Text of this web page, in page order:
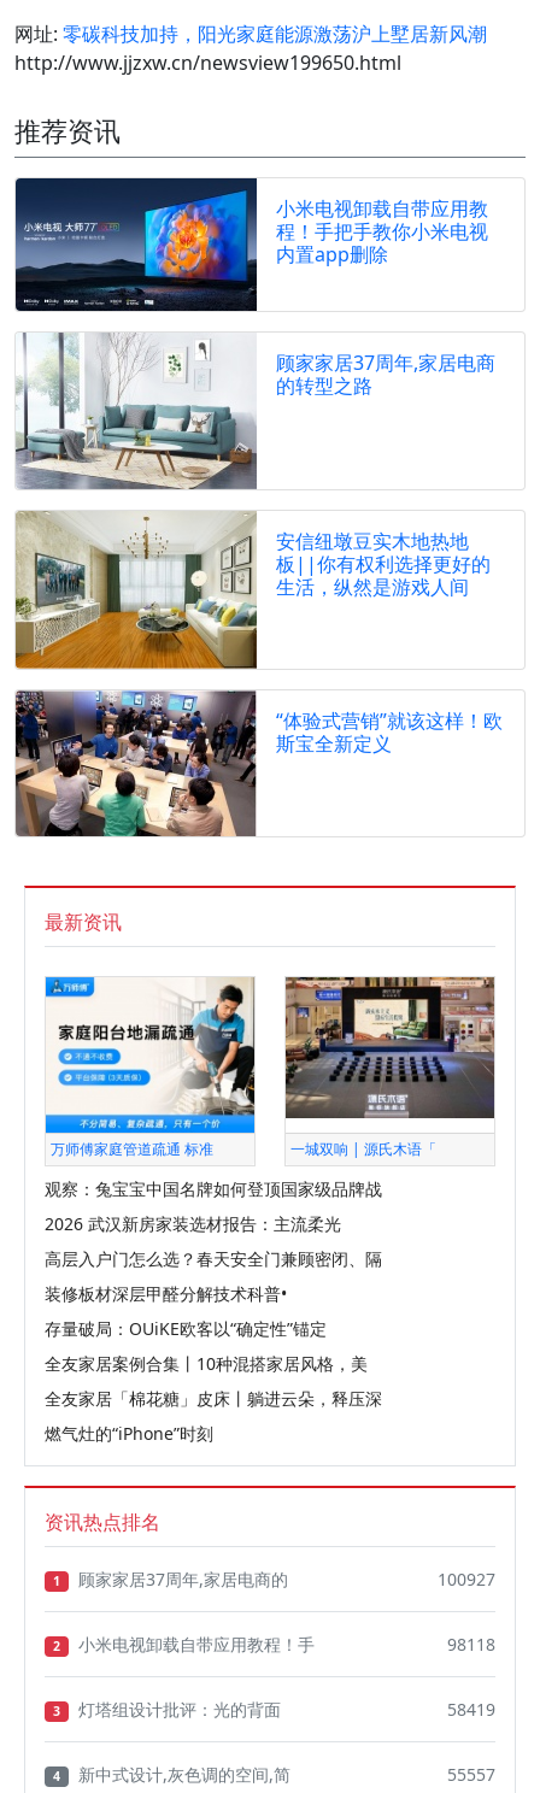
网址: 零碳科技加持，阳光家庭能源激荡沪上墅居新风潮
http://www.jjzxw.cn/newsview199650.html
推荐资讯
小米电视卸载自带应用教
程！手把手教你小米电视
内置app删除
顾家家居37周年,家居电商
的转型之路
安信纽墩豆实木地热地
板||你有权利选择更好的
生活，纵然是游戏人间
“体验式营销”就该这样！欧
斯宝全新定义
最新资讯
万师傅家庭管道疏通 标准 一城双响 | 源氏木语「
观察：兔宝宝中国名牌如何登顶国家级品牌战
2026 武汉新房家装选材报告：主流柔光
高层入户门怎么选？春天安全门兼顾密闭、隔
装修板材深层甲醛分解技术科普•
存量破局：OUiKE欧客以“确定性”锚定
全友家居案例合集丨10种混搭家居风格，美
全友家居「棉花糖」皮床丨躺进云朵，释压深
燃气灶的“iPhone”时刻
资讯热点排名
1 顾家家居37周年,家居电商的 100927
2 小米电视卸载自带应用教程！手 98118
3 灯塔组设计批评：光的背面 58419
4 新中式设计,灰色调的空间,简 55557